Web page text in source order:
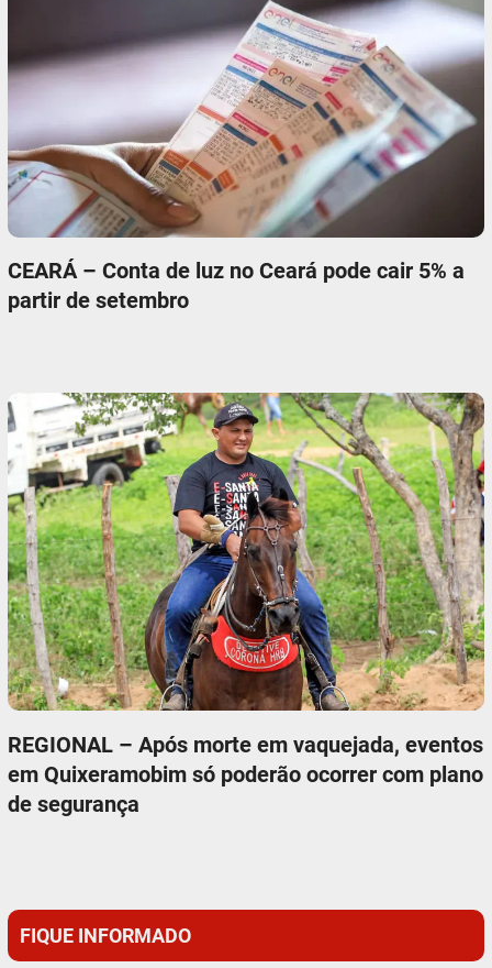
CEARÁ – Conta de luz no Ceará pode cair 5% a
partir de setembro
REGIONAL – Após morte em vaquejada, eventos
em Quixeramobim só poderão ocorrer com plano
de segurança
FIQUE INFORMADO